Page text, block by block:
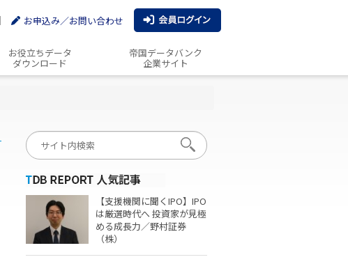
お申込み／お問い合わせ
お役立ちデータ
ダウンロード
帝国データバンク
企業サイト
【支援機関に聞くIPO】IPO
は厳選時代へ 投資家が見極
める成長力／野村証券
（株）